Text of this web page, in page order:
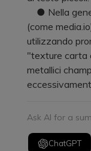
● Nella
(come
utilizzando
"texture carta
metallici
Ask AI for a
ChatGPT